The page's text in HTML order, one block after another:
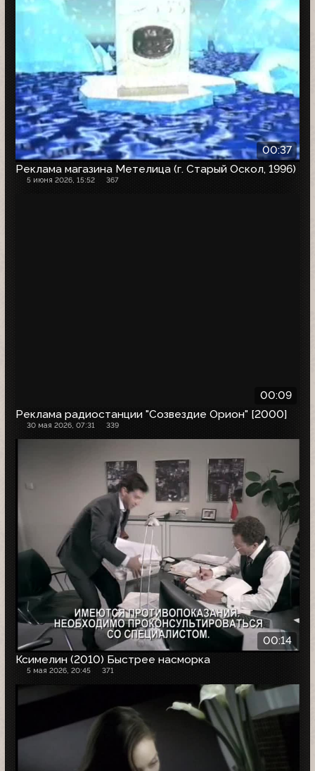
00:37
Реклама магазина Метелица (г. Старый Оскол, 1996)
5 июня 2026, 15:52 367
00:09
Реклама радиостанции "Созвездие Орион" [2000]
30 мая 2026, 07:31 339
00:14
Ксимелин (2010) Быстрее насморка
5 мая 2026, 20:45 371